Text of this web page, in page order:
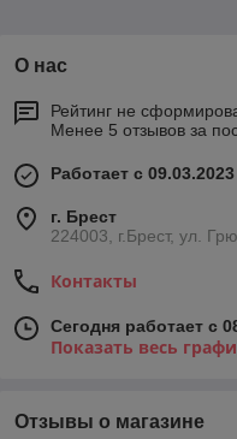
О нас
Рейтинг не
Менее 5 отзывов за
Работает с 09.03.2023
г. Брест
224003, г.Брест, ул.
Контакты
Сегодня работает с
Показать весь
Отзывы о магазине